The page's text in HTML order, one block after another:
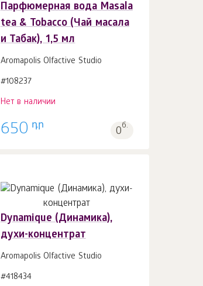
Парфюмерная вода Masala
tea & Tobacco (Чай масала
и Табак), 1,5 мл
Aromapolis Olfactive Studio
#108237
Нет в наличии
650 դր 0б.
Dynamique (Динамика),
духи-концентрат
Aromapolis Olfactive Studio
#418434